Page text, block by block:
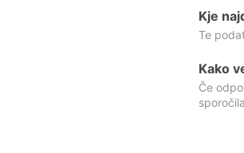
Kje
Te
Kako
Če